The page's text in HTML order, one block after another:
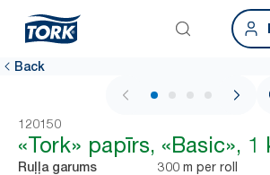
Back
1 / 4
120150
«Tork» papīrs, «Basic», 1
Ruļļa garums 300 m per roll